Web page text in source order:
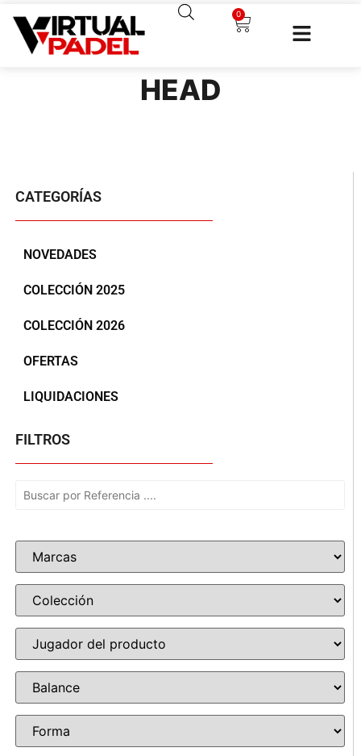
0
HEAD
CATEGORÍAS
NOVEDADES
COLECCIÓN 2025
COLECCIÓN 2026
OFERTAS
LIQUIDACIONES
FILTROS